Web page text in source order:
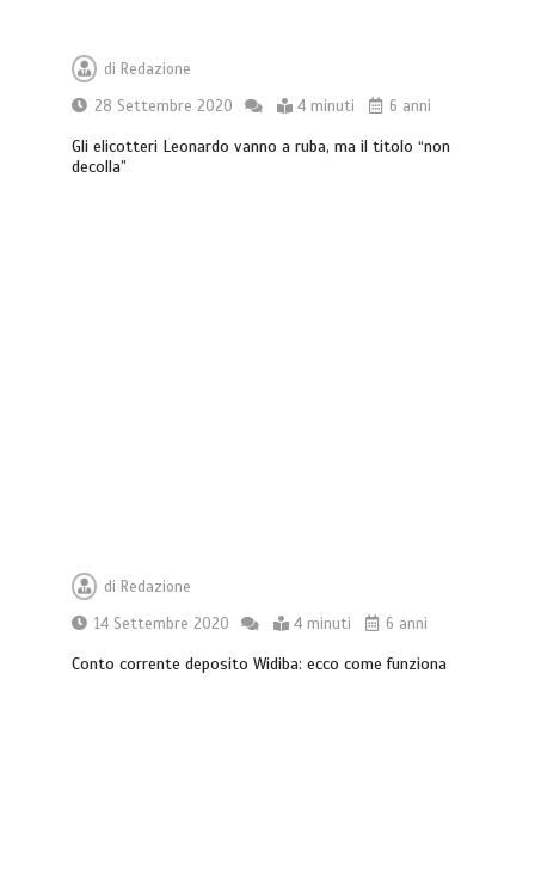
di Redazione
28 Settembre 2020
4 minuti 6 anni
Gli elicotteri Leonardo vanno a ruba, ma il titolo “non
decolla”
diRedazione
14 Settembre 2020
4 minuti 6 anni
Conto corrente deposito Widiba: ecco come funziona